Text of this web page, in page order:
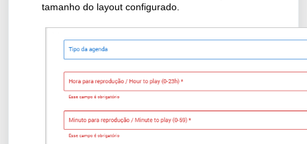
tamanho do layout configurado.